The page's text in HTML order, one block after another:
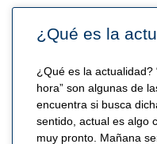
¿Qué es la
¿Qué es la actualidad?
hora” son algunas de
encuentra si busca
sentido, actual es algo
muy pronto. Mañana